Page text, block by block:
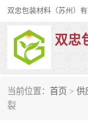
双忠
当前位置： 首页 > 供
裂